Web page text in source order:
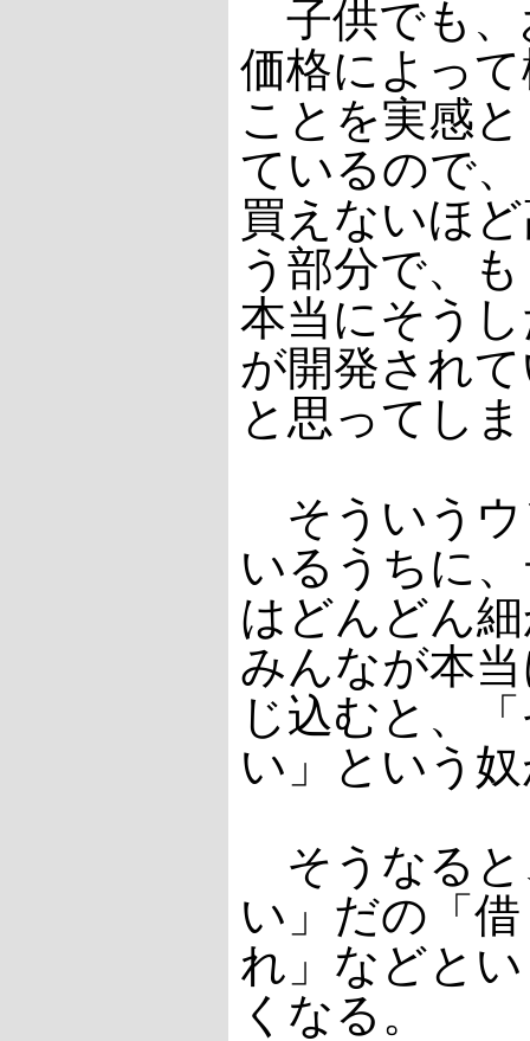
子供でも、
価格によっ
ことを実感
ているので
買えないほ
う部分で、
本当にそう
が開発され
と思ってし
そういうウ
いるうちに
はどんどん
みんなが本
じ込むと、
い」という
そうなると
い」だの「
れ」などと
くなる。